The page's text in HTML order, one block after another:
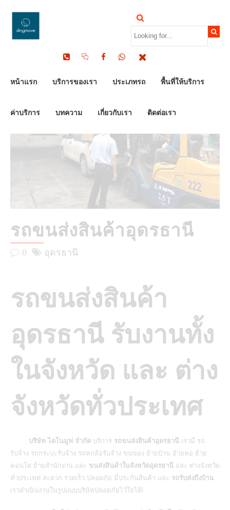
หน้าแรก บริการของเรา ประเภทรถ พื้นที่ให้บริการ
ค่าบริการ บทความ เกี่ยวกับเรา ติดต่อเรา
รถขนส่งสินค้าอุดรธานี
0 อุดรธานี
รถขนส่งสินค้า
อุดรธานี รับงานทั้ง
ในจังหวัด และ ต่าง
จังหวัดทั่วประเทศ
บริษัท ไดโนมูฟ จำกัด บริการ รถขนส่งสินค้าอุดรธานี เรามี รถ
รับจ้าง รถกระบะรับจ้าง รถหกล้อรับจ้าง ขนของ ย้ายบ้าน ย้ายหอ ย้าย
คอนโด ย้ายสำนักงาน และ ขนส่งสินค้าในจังหวัดอุดรธานี และ ต่างจังหวัด
ทั่วประเทศ สะดวก รวดเร็ว ปลอดภัย มีประกันสินค้า และ รถรับส่งถึงบ้าน
เราดำเนินงานในรูปแบบบริษัทปลอดภัยไว้ใจได้!